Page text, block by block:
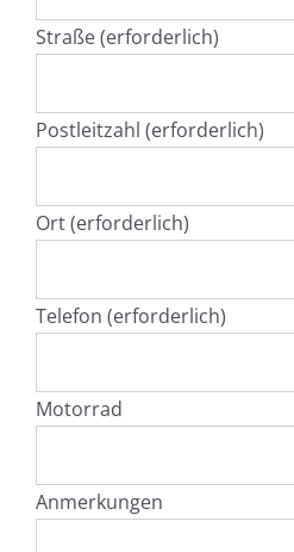
Straße (erforderlich)
Postleitzahl (erforderlich)
Ort (erforderlich)
Telefon (erforderlich)
Motorrad
Anmerkungen